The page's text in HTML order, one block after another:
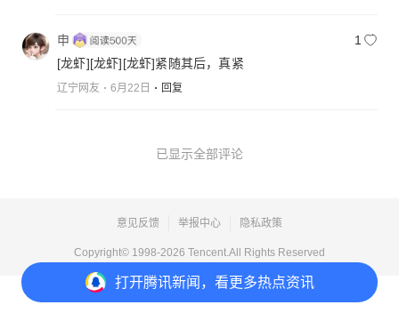
打开腾讯新闻，看更多热点资讯
申
1
[龙虾][龙虾][龙虾]紧随其后，真紧
辽宁网友 6月22日 回复
已显示全部评论
意见反馈 举报中心 隐私政策
Copyright© 1998-2026 Tencent.All Rights Reserved